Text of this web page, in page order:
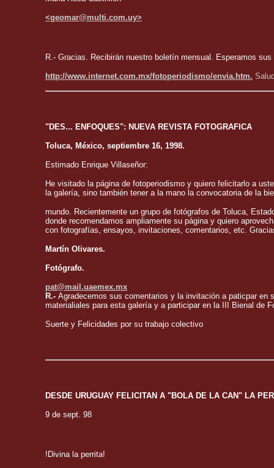
<geomar@multi.com.uy>
R.- Gracias. Recibirán nuestro boletín mensual. Esperamos
http://www.internet.com.mx/fotoperiodismo/envia.htm.
"DES... ENFOQUES": NUEVA REVISTA FOTOGRAFICA
Toluca, México, septiembre 16, 1998.
Estimado Enrique Villaseñor:
He visitado la página de fotoperiodismo y quiero felicitarlo a
la galería, sino también tener a la mano la convocatoria de la
mundo. Recientemente un grupo de fotógrafos de Toluca,
donde recomendamos ampliamente su página y quiero
con fotografías, ensayos, invitaciones, comentarios, etc.
Martín Olivares.
Fotógrafo.
pat@mail.uaemex.mx
R.- Agradecemos sus comentarios y la invitación a paticpar
materialiales para esta galería y a participar en la III Bienal de
Suerte y Felicidades por su trabajo colectivo
DESDE URUGUAY FELICITAN A "BOLA DE LA CAN" LA
9 de sept. 98
!Divina la perrita!